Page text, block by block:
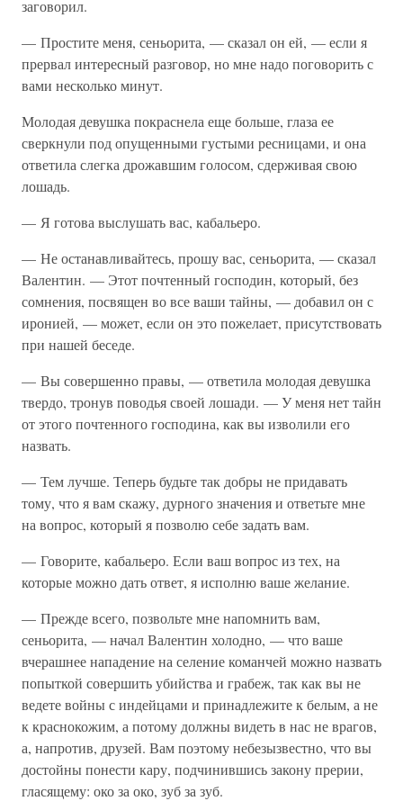
заговорил.
— Простите меня, сеньорита, — сказал он ей, — если я
прервал интересный разговор, но мне надо поговорить с
вами несколько минут.
Молодая девушка покраснела еще больше, глаза ее
сверкнули под опущенными густыми ресницами, и она
ответила слегка дрожавшим голосом, сдерживая свою
лошадь.
— Я готова выслушать вас, кабальеро.
— Не останавливайтесь, прошу вас, сеньорита, — сказал
Валентин. — Этот почтенный господин, который, без
сомнения, посвящен во все ваши тайны, — добавил он с
иронией, — может, если он это пожелает, присутствовать
при нашей беседе.
— Вы совершенно правы, — ответила молодая девушка
твердо, тронув поводья своей лошади. — У меня нет тайн
от этого почтенного господина, как вы изволили его
назвать.
— Тем лучше. Теперь будьте так добры не придавать
тому, что я вам скажу, дурного значения и ответьте мне
на вопрос, который я позволю себе задать вам.
— Говорите, кабальеро. Если ваш вопрос из тех, на
которые можно дать ответ, я исполню ваше желание.
— Прежде всего, позвольте мне напомнить вам,
сеньорита, — начал Валентин холодно, — что ваше
вчерашнее нападение на селение команчей можно назвать
попыткой совершить убийства и грабеж, так как вы не
ведете войны с индейцами и принадлежите к белым, а не
к краснокожим, а потому должны видеть в нас не врагов,
а, напротив, друзей. Вам поэтому небезызвестно, что вы
достойны понести кару, подчинившись закону прерии,
гласящему: око за око, зуб за зуб.